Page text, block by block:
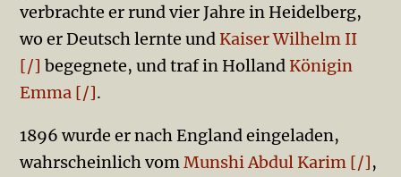
verbrachte er rund vier Jahre in Heidelberg,
wo er Deutsch lernte undKaiser Wilhelm II
[/] begegnete, und traf in HollandKönigin
Emma [/].
1896 wurde er nach England eingeladen,
wahrscheinlich vomMunshi Abdul Karim [/],